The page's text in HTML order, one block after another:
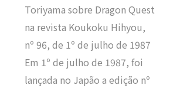
Toriyama sobre Dragon Quest
na revista Koukoku Hihyou,
nº 96, de 1º de julho de 1987
Em 1º de julho de 1987, foi
lançada no Japão a edição nº